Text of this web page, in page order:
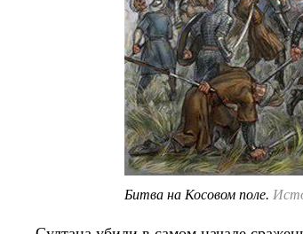
Битва на Косовом поле.